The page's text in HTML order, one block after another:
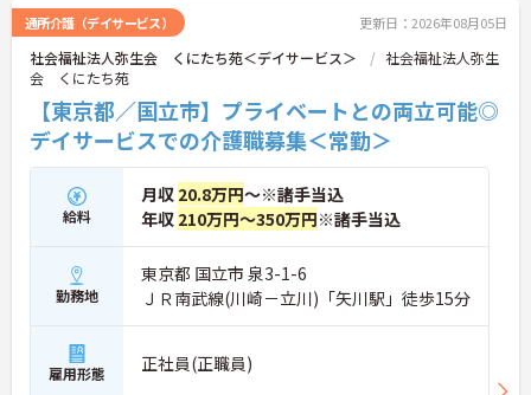
通所介護（デイサービス） 更新日：2026年08月05日
社会福祉法人弥生会 くにたち苑＜デイサービス＞
社会福祉法人弥生
会 くにたち苑
【東京都／国立市】プライベートとの両立可能◎
デイサービスでの介護職募集＜常勤＞
給料
月収 20.8万円～※諸手当込
年収 210万円～350万円※諸手当込
勤務地
東京都 国立市 泉3-1-6
ＪＲ南武線(川崎－立川)「矢川駅」徒歩15分
雇用形態 正社員(正職員)